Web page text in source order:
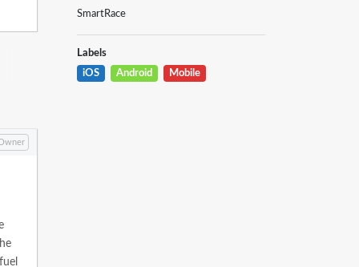
SmartRace
Labels
iOS Android Mobile